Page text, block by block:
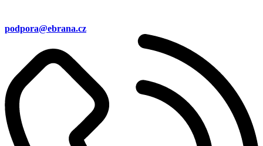
podpora@ebrana.cz